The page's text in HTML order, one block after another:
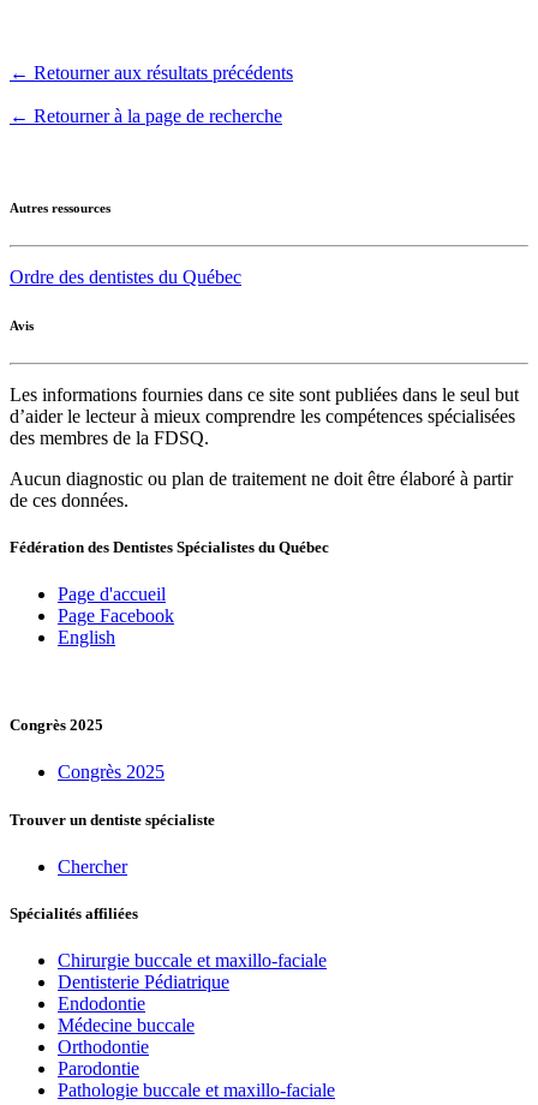
← Retourner aux résultats précédents
← Retourner à la page de recherche
Autres ressources
Ordre des dentistes du Québec
Avis
Les informations fournies dans ce site sont publiées dans le seul but
d’aider le lecteur à mieux comprendre les compétences spécialisées
des membres de la FDSQ.
Aucun diagnostic ou plan de traitement ne doit être élaboré à partir
de ces données.
Fédération des Dentistes Spécialistes du Québec
Page d'accueil
Page Facebook
English
Congrès 2025
Congrès 2025
Trouver un dentiste spécialiste
Chercher
Spécialités affiliées
Chirurgie buccale et maxillo-faciale
Dentisterie Pédiatrique
Endodontie
Médecine buccale
Orthodontie
Parodontie
Pathologie buccale et maxillo-faciale